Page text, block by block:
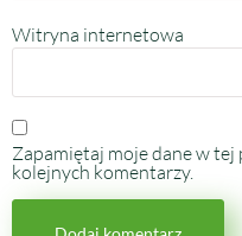
Witryna internetowa
Zapamiętaj moje dane w tej
kolejnych komentarzy.